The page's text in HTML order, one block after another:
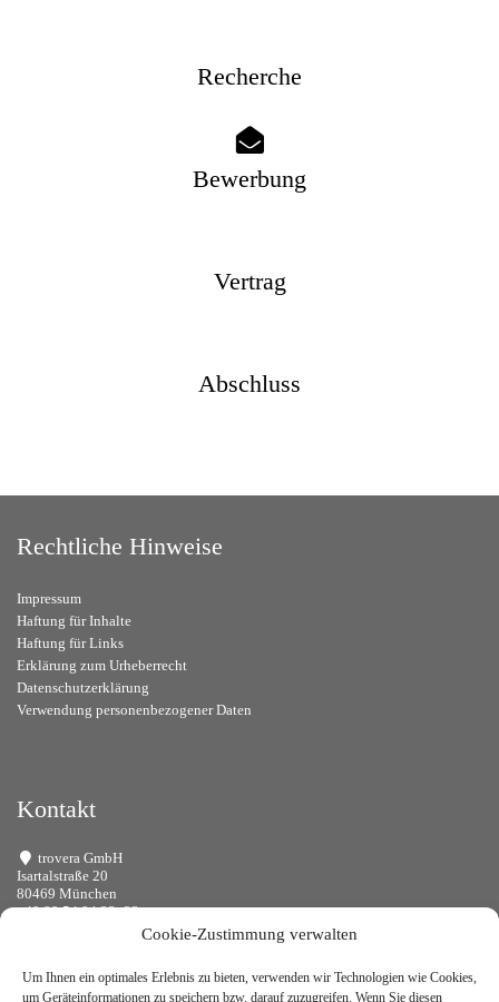
Cookie-Zustimmung verwalten
Um Ihnen ein optimales Erlebnis zu bieten, verwenden wir Technologien wie Cookies,
um Geräteinformationen zu speichern bzw. darauf zuzugreifen. Wenn Sie diesen
Recherche
Bewerbung
Vertrag
Abschluss
Rechtliche Hinweise
Impressum
Haftung für Inhalte
Haftung für Links
Erklärung zum Urheberrecht
Datenschutzerklärung
Verwendung personenbezogener Daten
Kontakt
trovera GmbH
Isartalstraße 20
80469 München
+49 89 54 84 33 -33